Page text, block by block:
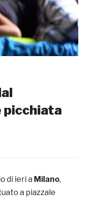
picchiata
di ieri a Milano,
a piazzale